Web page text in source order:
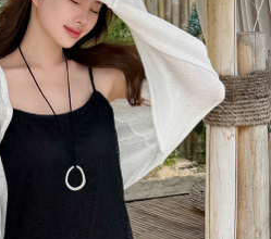
익스클루시브
아우터
티셔츠